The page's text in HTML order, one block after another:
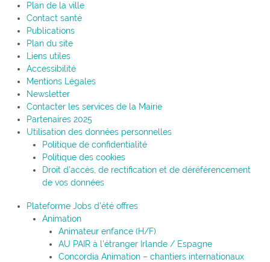
Plan de la ville
Contact santé
Publications
Plan du site
Liens utiles
Accessibilité
Mentions Légales
Newsletter
Contacter les services de la Mairie
Partenaires 2025
Utilisation des données personnelles
Politique de confidentialité
Politique des cookies
Droit d’accès, de rectification et de déréférencement
de vos données
Plateforme Jobs d’été offres
Animation
Animateur enfance (H/F)
AU PAIR à l’étranger Irlande / Espagne
Concordia Animation – chantiers internationaux